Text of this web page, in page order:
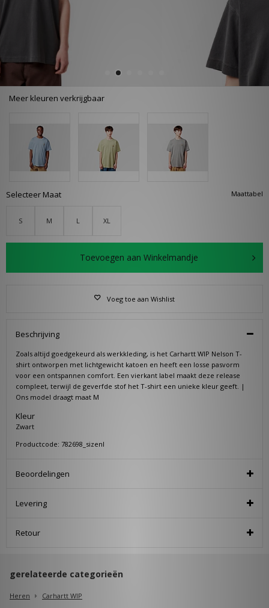
Meer kleuren verkrijgbaar
Maattabel
Selecteer Maat
S M L XL
Toevoegen aan Winkelmandje
Voeg toe aan Wishlist
Beschrijving
Zoals altijd goedgekeurd als werkkleding, is het Carhartt WIP Nelson T-
shirt ontworpen met lichtgewicht katoen en heeft een losse pasvorm
voor een ontspannen comfort. Een vierkant label maakt deze release
compleet, terwijl de geverfde stof het T-shirt een unieke kleur geeft. |
Ons model draagt maat M
Kleur
Zwart
Productcode: 782698_sizenl
Beoordelingen
Levering
Retour
gerelateerde categorieën
Heren
Carhartt WIP